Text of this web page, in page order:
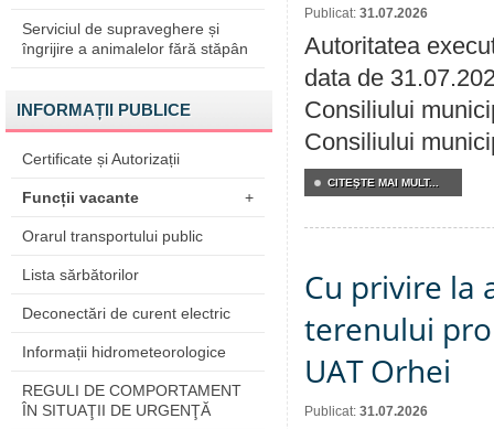
Serviciul de supraveghere și
îngrijire a animalelor fără stăpân
INFORMAȚII PUBLICE
Certificate și Autorizații
Funcții vacante +
Orarul transportului public
Lista sărbătorilor
Deconectări de curent electric
Informații hidrometeorologice
REGULI DE COMPORTAMENT
ÎN SITUAŢII DE URGENŢĂ
Publicat: 31.07.2026
Autoritatea
data de
Consiliului
Consiliului
CITEŞTE MAI MULT...
Cu privire la
terenului
UAT Orhei
Publicat: 31.07.2026